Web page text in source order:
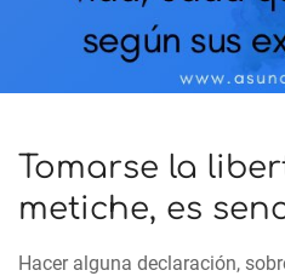
Tomarse la
metiche, es
Hacer alguna declaración,